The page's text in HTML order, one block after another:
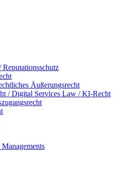
Reputationsschutz
Äußerungsrecht
/ Digital Services Law / KI-Recht